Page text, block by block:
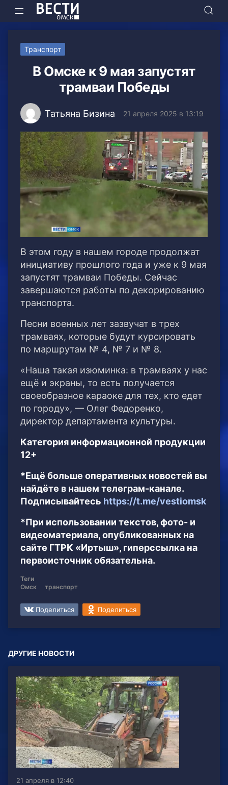
Транспорт
В Омске к 9 мая запустят
трамваи Победы
Татьяна Бизина 21 апреля 2025 в 13:19
В этом году в нашем городе продолжат
инициативу прошлого года и уже к 9 мая
запустят трамваи Победы. Сейчас
завершаются работы по декорированию
транспорта.
Песни военных лет зазвучат в трех
трамваях, которые будут курсировать
по маршрутам № 4, № 7 и № 8.
«Наша такая изюминка: в трамваях у нас
ещё и экраны, то есть получается
своеобразное караоке для тех, кто едет
по городу», — Олег Федоренко,
директор департамента культуры.
Категория информационной продукции
12+
*Ещё больше оперативных новостей вы
найдёте в нашем телеграм-канале.
Подписывайтесь https://t.me/vestiomsk
*При использовании текстов, фото- и
видеоматериала, опубликованных на
сайте ГТРК «Иртыш», гиперссылка на
первоисточник обязательна.
Теги
Омск
транспорт
Поделиться Поделиться
ДРУГИЕ НОВОСТИ
21 апреля в 12:40